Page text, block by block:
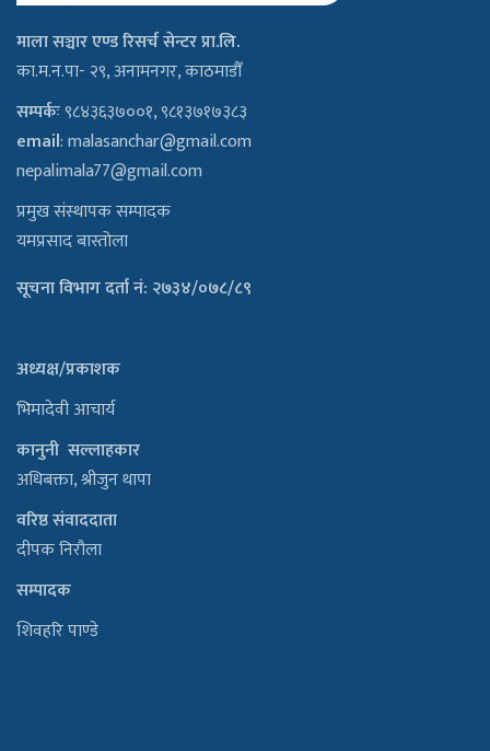
माला सञ्चार एण्ड रिसर्च सेन्टर प्रा.लि.
का.म.न.पा- २९, अनामनगर, काठमाडौँ
सम्पर्कः९८४३६३७००१, ९८१३७१७३८३
email:malasanchar@gmail.com
nepalimala77@gmail.com
प्रमुख संस्थापक सम्पादक
यमप्रसाद बास्तोला
सूचना विभाग दर्ता नं: २७३४/०७८/८९
अध्यक्ष/प्रकाशक
भिमादेवी आचार्य
कानुनी सल्लाहकार
अधिबक्ता, श्रीजुन थापा
वरिष्ठ संवाददाता
दीपक निरौला
सम्पादक
शिवहरि पाण्डे